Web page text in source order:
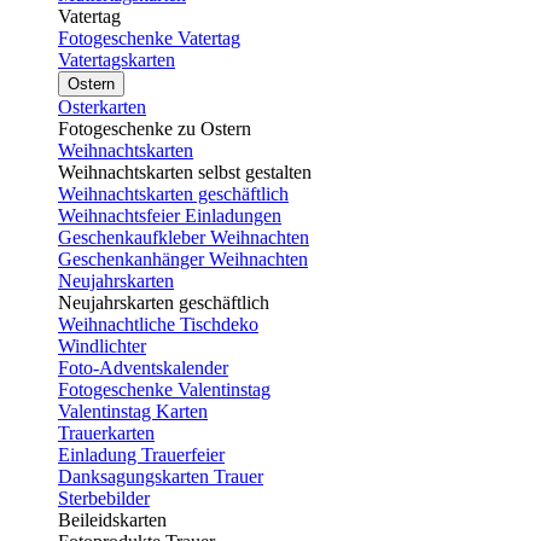
Vatertag
Fotogeschenke Vatertag
Vatertagskarten
Ostern
Osterkarten
Fotogeschenke zu Ostern
Weihnachtskarten
Weihnachtskarten selbst gestalten
Weihnachtskarten geschäftlich
Weihnachtsfeier Einladungen
Geschenkaufkleber Weihnachten
Geschenkanhänger Weihnachten
Neujahrskarten
Neujahrskarten geschäftlich
Weihnachtliche Tischdeko
Windlichter
Foto-Adventskalender
Fotogeschenke Valentinstag
Valentinstag Karten
Trauerkarten
Einladung Trauerfeier
Danksagungskarten Trauer
Sterbebilder
Beileidskarten